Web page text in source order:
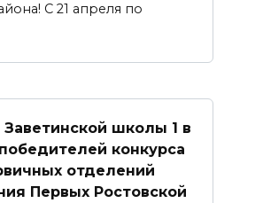
С 21 апреля по
школы 1 в
конкурса
отделений
Первых Ростовской